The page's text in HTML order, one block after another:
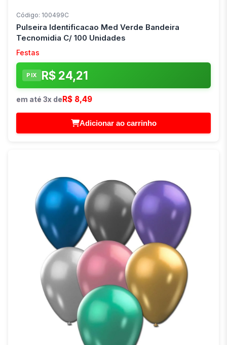
Código: 100499C
Pulseira Identificacao Med Verde Bandeira
Tecnomidia C/ 100 Unidades
Festas
PIX R$ 24,21
em até 3x deR$ 8,49
Adicionar ao carrinho